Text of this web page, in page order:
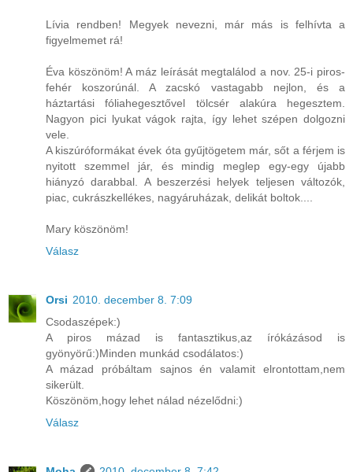
Lívia rendben! Megyek nevezni, már más is felhívta a
figyelmemet rá!
Éva köszönöm! A máz leírását megtalálod a nov. 25-i piros-
fehér koszorúnál. A zacskó vastagabb nejlon, és a
háztartási fóliahegesztővel tölcsér alakúra hegesztem.
Nagyon pici lyukat vágok rajta, így lehet szépen dolgozni
vele.
A kiszúróformákat évek óta gyűjtögetem már, sőt a férjem is
nyitott szemmel jár, és mindig meglep egy-egy újabb
hiányzó darabbal. A beszerzési helyek teljesen változók,
piac, cukrászkellékes, nagyáruházak, delikát boltok....
Mary köszönöm!
Válasz
Orsi 2010. december 8. 7:09
Csodaszépek:)
A piros mázad is fantasztikus,az írókázásod is
gyönyörű:)Minden munkád csodálatos:)
A mázad próbáltam sajnos én valamit elrontottam,nem
sikerült.
Köszönöm,hogy lehet nálad nézelődni:)
Válasz